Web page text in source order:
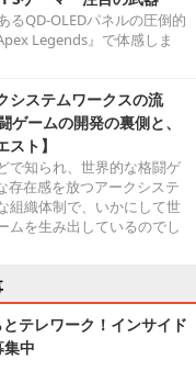
るQD-OLEDパネルの圧倒的
Legends』で体感しま
システムワークスの流
ームの開発の裏側と、
ト】
で知られ、世界的な格闘ゲ
存在感を放つアークシステ
組織体制で、いかにして世
ムを生み出しているのでし
テレワーク！インサイド
中